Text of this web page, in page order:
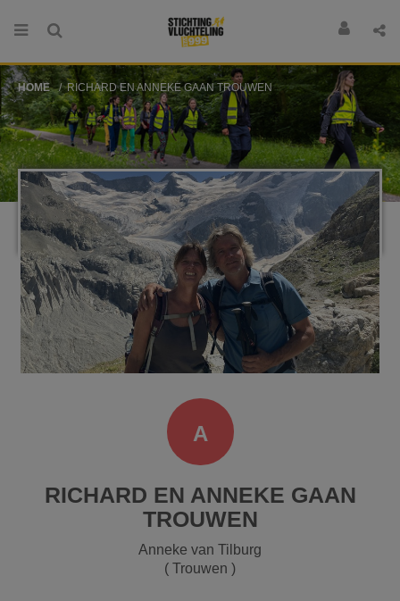
HOME RICHARD EN ANNEKE GAAN TROUWEN
A
RICHARD EN ANNEKE GAAN
TROUWEN
Anneke van Tilburg
( Trouwen )